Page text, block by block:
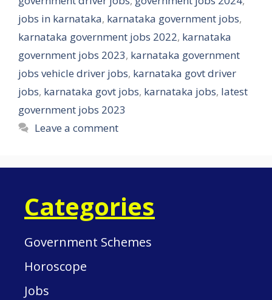
jobs in karnataka, karnataka government jobs,
karnataka government jobs 2022, karnataka
government jobs 2023, karnataka government
jobs vehicle driver jobs, karnataka govt driver
jobs, karnataka govt jobs, karnataka jobs, latest
government jobs 2023
Leave a comment
Categories
Government Schemes
Horoscope
Jobs